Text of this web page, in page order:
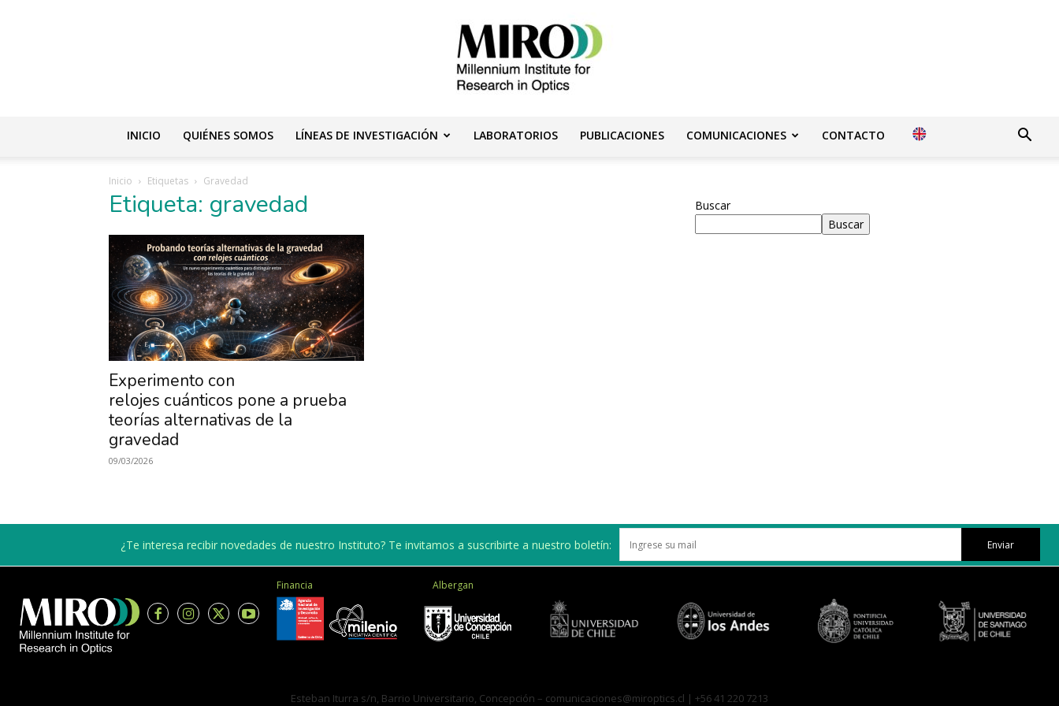
INICIO QUIÉNES SOMOS LÍNEAS DE INVESTIGACIÓN LABORATORIOS PUBLICACIONES COMUNICACIONES CONTACTO
Inicio Etiquetas Gravedad
Etiqueta: gravedad
Experimento con
relojes cuánticos pone a prueba
teorías alternativas de la
gravedad
09/03/2026
Buscar
Buscar
¿Te interesa recibir novedades de nuestro Instituto? Te invitamos a suscribirte a nuestro boletín: Enviar
Financia Albergan
Esteban Iturra s/n, Barrio Universitario, Concepción – comunicaciones@miroptics.cl | +56 41 220 7213